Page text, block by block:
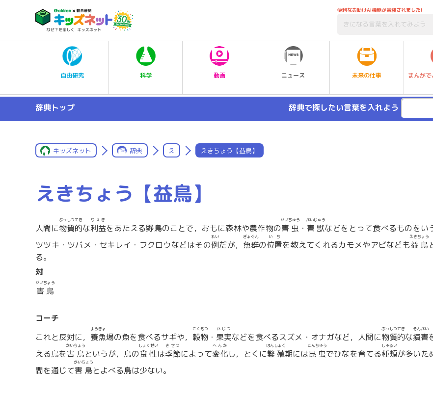
便利なお助けAI機能が実装されました!
自由研究 科学 動画 ニュース 未来の仕事
まんが
辞典トップ 辞典で探したい言葉を入れよう
キッズネット 辞典 え えきちょう【益鳥】
えきちょう【益鳥】
人間に物質的
ぶっしつてき
な利益
りえき
をあたえる野鳥のことで，おもに森林や農作物の害虫
がいちゅう
・ 害獣
がいじゅう
などをとって食べるものをい
ツツキ・ツバメ・セキレイ・フクロウなどはその例
れい
だが， 魚群
ぎょぐん
の位置
いち
を教えてくれるカモメやアビなども益鳥
えきちょう
る。
対
害鳥
がいちょう
コーチ
これと反対に， 養魚
ようぎょ
場の魚を食べるサギや， 穀物
こくもつ
・ 果実
かじつ
などを食べるスズメ・オナガなど，人間に物質的
ぶっしつてき
な損害
そんがい
える鳥を害鳥
がいちょう
というが，鳥の食性
しょくせい
は季節
きせつ
によって変化
へんか
し，とくに繁殖
はんしょく
期には昆虫
こんちゅう
でひなを育てる種類
しゅるい
が多いた
間を通じて害鳥
がいちょう
とよべる鳥は少ない。